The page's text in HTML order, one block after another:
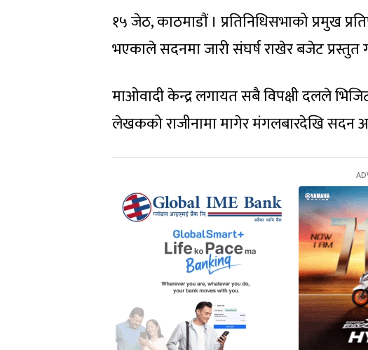
१५ जेठ, काठमाडौं । प्रतिनिधिसभाको प्रमुख
भएकाले सदनमा जारी संघर्ष राखेर बजेट प्रस्तुत
माओवादी केन्द्र लगायत सबै विपक्षी दलले
लेखकको राजीनामा मागेर मंगलबारदेखि सदन